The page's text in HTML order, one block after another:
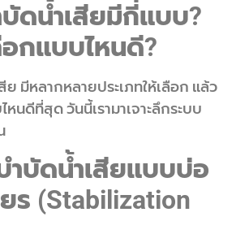
บัดน้ำเสียมีกี่แบบ?
อกแบบไหนดี?
ย มีหลากหลายประเภทให้เลือก แล้ว
หนดีที่สุด วันนี้เรามาเจาะลึกระบบ
ำบัดน้ำเสียแบบบ่อ
ร (Stabilization